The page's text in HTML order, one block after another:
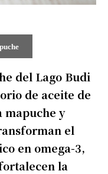
del Lago Budi
de aceite de
mapuche y
el
en omega-3,
la